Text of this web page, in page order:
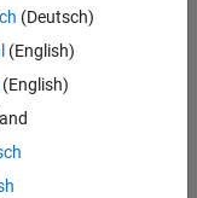
(Deutsch)
(English)
(English)